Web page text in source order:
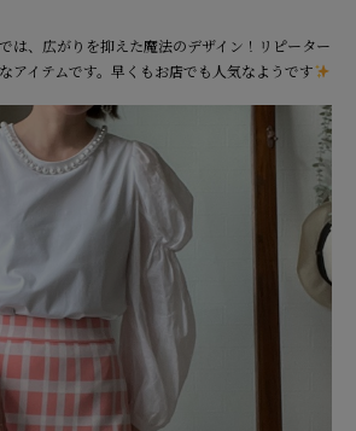
は、広がりを抑えた魔法のデザイン！リピーター
アイテムです。早くもお店でも人気なようです